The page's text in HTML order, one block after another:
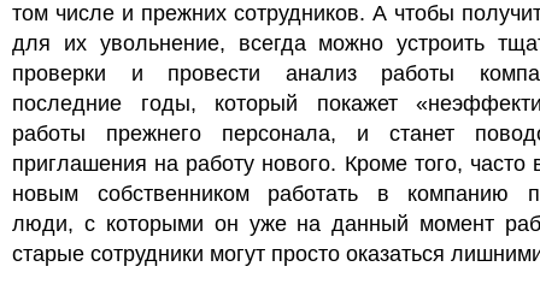
том числе и прежних сотрудников. А чтобы
для их увольнение, всегда можно устроить
проверки и провести анализ работы
последние годы, который покажет
работы прежнего персонала, и станет
приглашения на работу нового. Кроме того, часто
новым собственником работать в компанию
люди, с которыми он уже на данный момент
старые сотрудники могут просто оказаться